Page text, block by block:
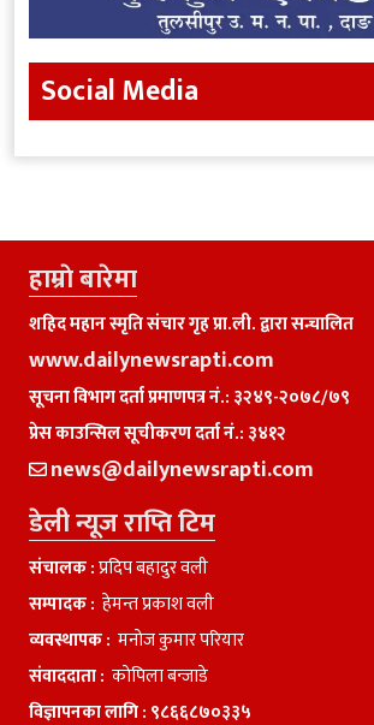
Social Media
हाम्राे बारेमा
शहिद महान स्मृति संचार गृह प्रा.ली. द्वारा सन्चालित
www.dailynewsrapti.com
सूचना विभाग दर्ता प्रमाणपत्र नं.: ३२४९-२०७८/७९
प्रेस काउन्सिल सूचीकरण दर्ता नं.: ३४१२
news@dailynewsrapti.com
डेली न्यूज राप्ति टिम
संचालक :प्रदिप बहादुर वली
सम्पादक : हेमन्त प्रकाश वली
व्यवस्थापक : मनाेज कुमार परियार
संवाददाता : काेपिला बन्जाडे
विज्ञापनका लागि : ९८६६८७०३३५